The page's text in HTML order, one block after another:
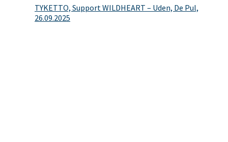
TYKETTO, Support WILDHEART – Uden, De Pul,
26.09.2025